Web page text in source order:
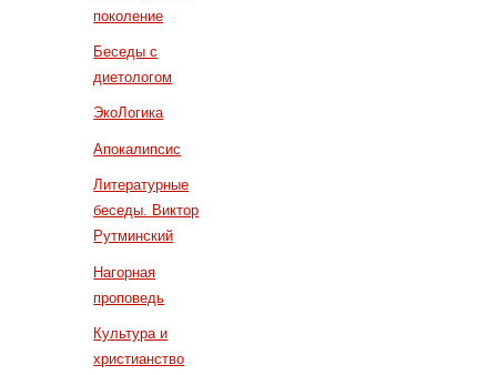
поколение
Беседы с
диетологом
ЭкоЛогика
Апокалипсис
Литературные
беседы. Виктор
Рутминский
Нагорная
проповедь
Культура и
христианство